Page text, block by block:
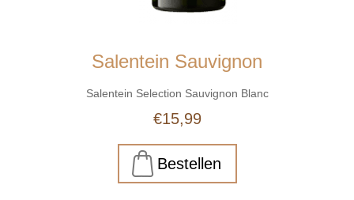
Salentein Sauvignon
Salentein Selection Sauvignon Blanc
€15,99